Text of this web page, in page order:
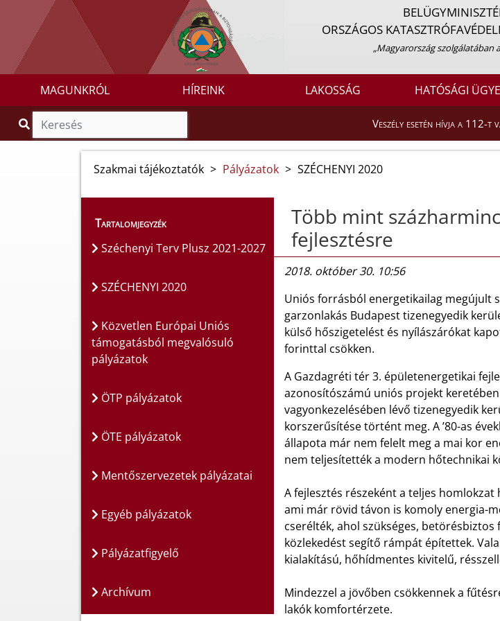
ORSZÁGOS
„Magyarország szolgálatában
MAGUNKRÓL HÍREINK LAKOSSÁG HATÓSÁGI
Veszély esetén hívja a 112-t
Szakmai tájékoztatók > Pályázatok > SZÉCHENYI 2020
Tartalomjegyzék
Széchenyi Terv Plusz 2021-2027
SZÉCHENYI 2020
Közvetlen Európai Uniós
támogatásból megvalósuló
pályázatok
ÖTP pályázatok
ÖTE pályázatok
Mentőszervezetek pályázatai
Egyéb pályázatok
Pályázatfigyelő
Archívum
Több mint
fejlesztésre
2018. október 30. 10:56
Uniós forrásból energetikailag megújult
garzonlakás Budapest tizenegyedik
külső hőszigetelést és nyílászárókat
forinttal csökken.
A Gazdagréti tér 3. épületenergetikai
azonosítószámú uniós projekt
vagyonkezelésében lévő tizenegyedik
korszerűsítése történt meg. A ’80-as
állapota már nem felelt meg a mai kor
nem teljesítették a modern hőtechnikai
A fejlesztés részeként a teljes
ami már rövid távon is komoly energia-
cserélték, ahol szükséges,
közlekedést segítő rámpát építettek.
kialakítású, hőhídmentes kivitelű,
Mindezzel a jövőben csökkennek a
lakók komfortérzete.